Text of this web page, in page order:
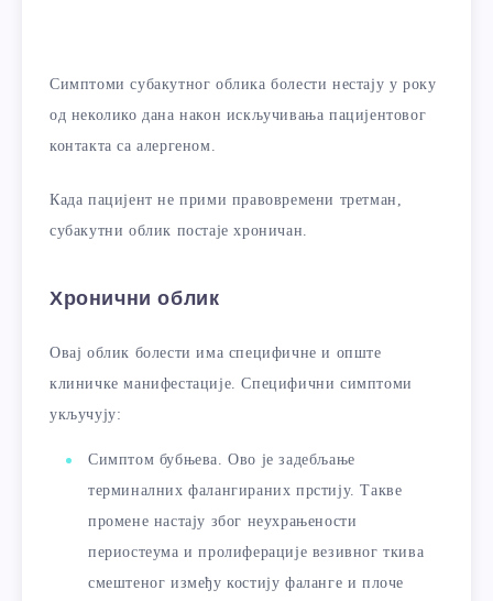
Симптоми субакутног облика болести нестају у року
од неколико дана након искључивања пацијентовог
контакта са алергеном.
Када пацијент не прими правовремени третман,
субакутни облик постаје хроничан.
Хронични облик
Овај облик болести има специфичне и опште
клиничке манифестације. Специфични симптоми
укључују:
Симптом бубњева. Ово је задебљање
терминалних фалангираних прстију. Такве
промене настају због неухрањености
периостеума и пролиферације везивног ткива
смештеног између костију фаланге и плоче